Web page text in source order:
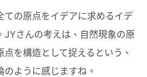
ての原点をイデアに求めるイデ
JYさんの考えは、自然現象の原
点を構造として捉えるという、
のように感じますね。